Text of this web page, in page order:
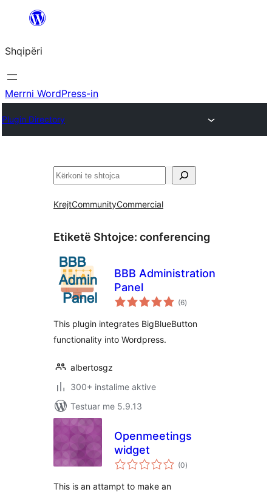
Hidhu
lënda
Shqipëri
Merrni WordPress-in
Plugin Directory
Kërko
KrejtCommunityCommercial
Etiketë Shtojce: conferencing
BBB Administration
Panel
(6vlerësime
gjithsej
)
This plugin integrates BigBlueButton
functionality into Wordpress.
albertosgz
300+ instalime aktive
Testuar me 5.9.13
Openmeetings
widget
(0vlerësime
gjithsej
)
This is an attampt to make an